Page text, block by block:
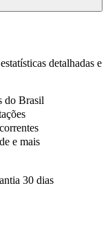
detalhadas e
do Brasil
e mais
30 dias